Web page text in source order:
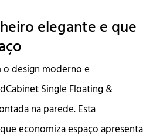
elegante e que
o design moderno e
Single Floating &
na parede. Esta
economiza espaço apresenta